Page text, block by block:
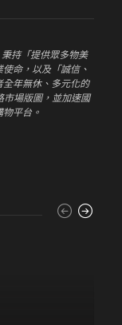
持「提供眾多物美
命，以及「誠信、
年無休、多元化的
市場版圖，並加速國
平台。